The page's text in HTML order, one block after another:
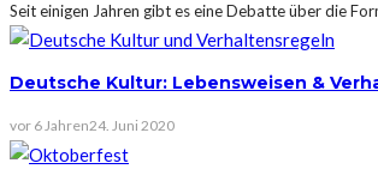
Seit einigen Jahren gibt es eine Debatte über die
Deutsche Kultur: Lebensweisen &
vor 6 Jahren24. Juni 2020